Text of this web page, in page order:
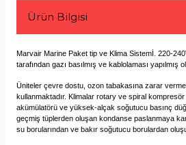
Ürün Bilgisi
Marvair Marine Paket tip ve Klima Sistemİ. 220-
tarafından gazı basılmış ve kablolaması yapılmış
Üniteler çevre dostu, ozon tabakasına zarar
kullanmaktadır. Klimalar rotary ve spiral kompresör
akümülatörü ve yüksek-alçak soğutucu basınç
geçmiş tüplerden oluşan kondanse paslanmaya
su borularından ve bakır soğutucu borulardan